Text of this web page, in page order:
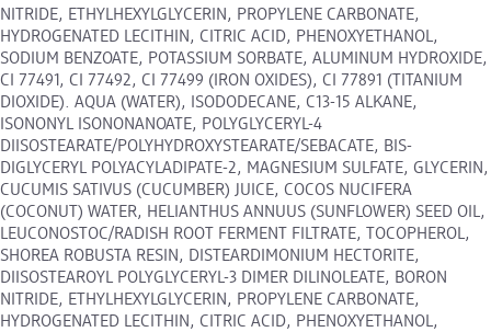
NITRIDE, ETHYLHEXYLGLYCERIN, PROPYLENE CARBONATE,
HYDROGENATED LECITHIN, CITRIC ACID, PHENOXYETHANOL,
SODIUM BENZOATE, POTASSIUM SORBATE, ALUMINUM HYDROXIDE,
CI 77491, CI 77492, CI 77499 (IRON OXIDES), CI 77891 (TITANIUM
DIOXIDE). AQUA (WATER), ISODODECANE, C13-15 ALKANE,
ISONONYL ISONONANOATE, POLYGLYCERYL-4
DIISOSTEARATE/POLYHYDROXYSTEARATE/SEBACATE, BIS-
DIGLYCERYL POLYACYLADIPATE-2, MAGNESIUM SULFATE, GLYCERIN,
CUCUMIS SATIVUS (CUCUMBER) JUICE, COCOS NUCIFERA
(COCONUT) WATER, HELIANTHUS ANNUUS (SUNFLOWER) SEED OIL,
LEUCONOSTOC/RADISH ROOT FERMENT FILTRATE, TOCOPHEROL,
SHOREA ROBUSTA RESIN, DISTEARDIMONIUM HECTORITE,
DIISOSTEAROYL POLYGLYCERYL-3 DIMER DILINOLEATE, BORON
NITRIDE, ETHYLHEXYLGLYCERIN, PROPYLENE CARBONATE,
HYDROGENATED LECITHIN, CITRIC ACID, PHENOXYETHANOL,